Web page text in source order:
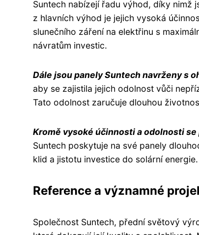
Suntech nabízejí řadu výhod, díky nimž
z hlavních výhod je jejich vysoká
slunečního záření na elektřinu s
návratům investic.
Dále jsou panely Suntech navrženy s
aby se zajistila jejich odolnost vůči
Tato odolnost zaručuje dlouhou
Kromě vysoké účinnosti a odolnosti
Suntech poskytuje na své panely
klid a jistotu investice do solární energie.
Reference a významné
Společnost Suntech, přední světový